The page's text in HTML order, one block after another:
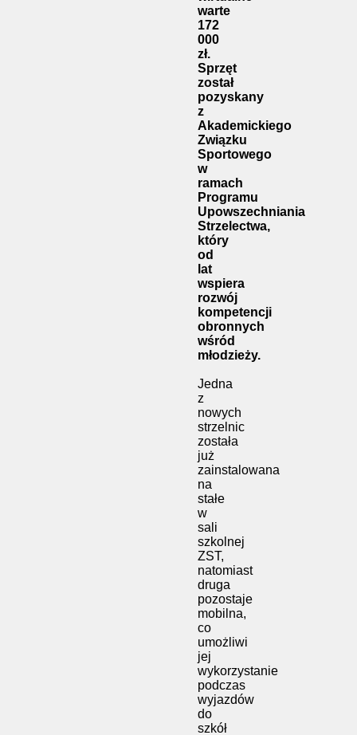
warte
172
000
zł.
Sprzęt
został
pozyskany
z
Akademickiego
Związku
Sportowego
w
ramach
Programu
Upowszechniania
Strzelectwa,
który
od
lat
wspiera
rozwój
kompetencji
obronnych
wśród
młodzieży.
Jedna
z
nowych
strzelnic
została
już
zainstalowana
na
stałe
w
sali
szkolnej
ZST,
natomiast
druga
pozostaje
mobilna,
co
umożliwi
jej
wykorzystanie
podczas
wyjazdów
do
szkół